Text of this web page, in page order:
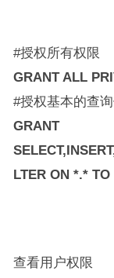
#授权所有权限
GRANT ALL
#授权基本的查
GRANT
LTER ON *.* TO
查看用户权限